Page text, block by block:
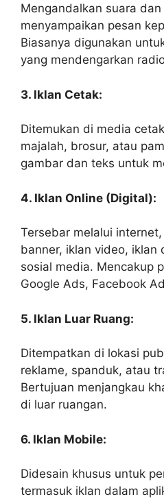
Mengandalkan suara
menyampaikan pesan
Biasanya digunakan
yang mendengarkan
3. Iklan Cetak:
Ditemukan di media
majalah, brosur, atau
gambar dan teks untuk
4. Iklan Online (Digital):
Tersebar melalui
banner, iklan video, iklan
sosial media. Mencakup
Google Ads, Facebook
5. Iklan Luar Ruang:
Ditempatkan di lokasi
reklame, spanduk, atau
Bertujuan menjangkau
di luar ruangan.
6. Iklan Mobile:
Didesain khusus untuk
termasuk iklan dalam